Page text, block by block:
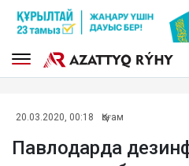
20.03.2020, 00:18 Қоғам
Павлодарда